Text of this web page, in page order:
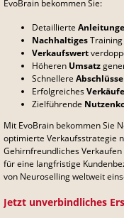
EvoBrain bekommen Sie:
Detaillierte
Nachhaltiges
Verkaufswert
Höheren Umsatz
Schnellere Abschlüsse
Erfolgreiches
Zielführende
Mit EvoBrain bekommen Sie
optimierte Verkaufsstrategie
Gehirnfreundliches
für eine langfristige
von Neuroselling weltweit
Jetzt unverbindliches